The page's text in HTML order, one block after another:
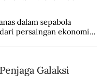
dalam sepabola
persaingan ekonomi
Galaksi